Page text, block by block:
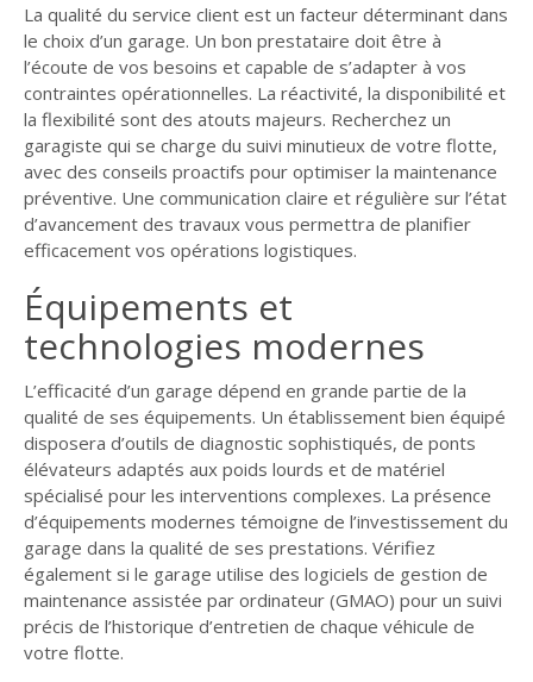
La qualité du service client est un facteur déterminant dans
le choix d’un garage. Un bon prestataire doit être à
l’écoute de vos besoins et capable de s’adapter à vos
contraintes opérationnelles. La réactivité, la disponibilité et
la flexibilité sont des atouts majeurs. Recherchez un
garagiste qui se charge du suivi minutieux de votre flotte,
avec des conseils proactifs pour optimiser la maintenance
préventive. Une communication claire et régulière sur l’état
d’avancement des travaux vous permettra de planifier
efficacement vos opérations logistiques.
Équipements et
technologies modernes
L’efficacité d’un garage dépend en grande partie de la
qualité de ses équipements. Un établissement bien équipé
disposera d’outils de diagnostic sophistiqués, de ponts
élévateurs adaptés aux poids lourds et de matériel
spécialisé pour les interventions complexes. La présence
d’équipements modernes témoigne de l’investissement du
garage dans la qualité de ses prestations. Vérifiez
également si le garage utilise des logiciels de gestion de
maintenance assistée par ordinateur (GMAO) pour un suivi
précis de l’historique d’entretien de chaque véhicule de
votre flotte.